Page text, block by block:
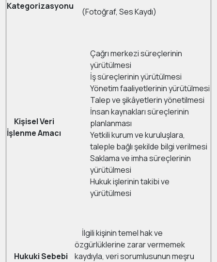
Kategorizasyonu
(Fotoğraf, Ses Kaydı)
Kişisel Veri
İşlenme Amacı
Çağrı merkezi süreçlerinin
yürütülmesi
İş süreçlerinin yürütülmesi
Yönetim faaliyetlerinin yürütülmesi
Talep ve şikâyetlerin yönetilmesi
İnsan kaynakları süreçlerinin
planlanması
Yetkili kurum ve kuruluşlara,
taleple bağlı şekilde bilgi verilmesi
Saklama ve imha süreçlerinin
yürütülmesi
Hukuk işlerinin takibi ve
yürütülmesi
Hukuki Sebebi
İlgili kişinin temel hak ve
özgürlüklerine zarar vermemek
kaydıyla, veri sorumlusunun meşru